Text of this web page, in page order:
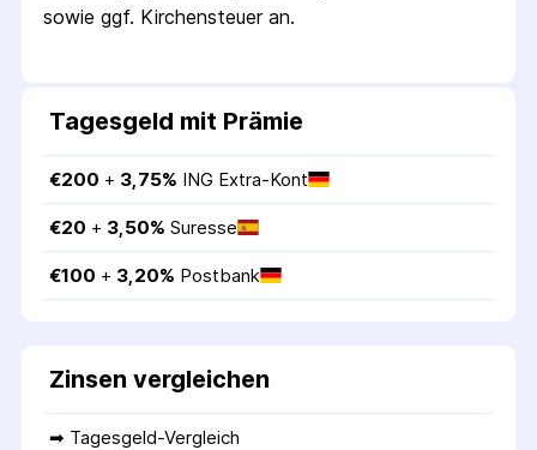
sowie ggf. Kirchensteuer an.
Tagesgeld mit Prämie
€200 + 3,75% ING Extra-Kont
€20 + 3,50% Suresse
€100 + 3,20% Postbank
Zinsen vergleichen
➡ Tagesgeld-Vergleich